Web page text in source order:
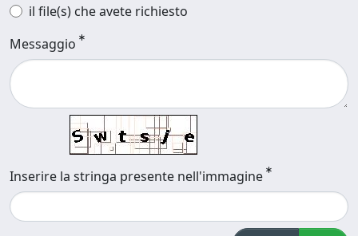
il file(s) che avete richiesto
Messaggio
Inserire la stringa presente nell'immagine